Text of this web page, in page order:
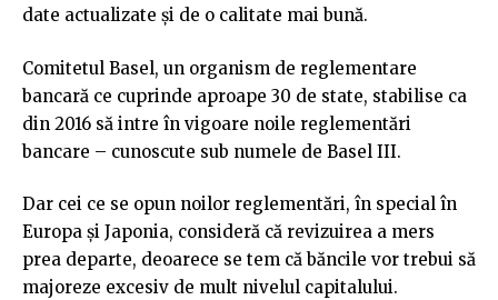
date actualizate şi de o calitate mai bună.
Comitetul Basel, un organism de reglementare
bancară ce cuprinde aproape 30 de state, stabilise ca
din 2016 să intre în vigoare noile reglementări
bancare – cunoscute sub numele de Basel III.
Dar cei ce se opun noilor reglementări, în special în
Europa şi Japonia, consideră că revizuirea a mers
prea departe, deoarece se tem că băncile vor trebui să
majoreze excesiv de mult nivelul capitalului.